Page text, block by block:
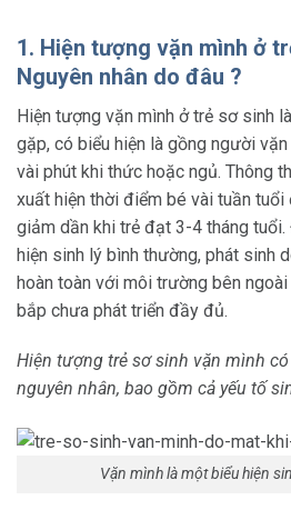
1. Hiện tượng vặn mình ở
Nguyên nhân do đâu ?
Hiện tượng vặn mình ở trẻ sơ sinh
gặp, có biểu hiện là gồng người
vài phút khi thức hoặc ngủ. Thông
xuất hiện thời điểm bé vài tuần tuổi
giảm dần khi trẻ đạt 3-4 tháng
hiện sinh lý bình thường, phát sinh
hoàn toàn với môi trường bên
bắp chưa phát triển đầy đủ.
Hiện tượng trẻ sơ sinh vặn mình
nguyên nhân, bao gồm cả yếu tố
Vặn mình là một biểu hiện